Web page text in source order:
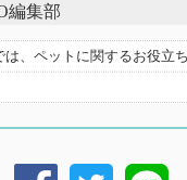
編集部
は、ペットに関するお役立